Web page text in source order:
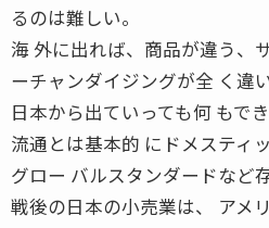
るのは難しい。
海 外に出れば、商品が違う、
ーチャンダイジングが全 く違い
日本から出ていっても何 もで
流通とは基本的 にドメスティ
グロー バルスタンダードなど
戦後の日本の小売業は、 アメ